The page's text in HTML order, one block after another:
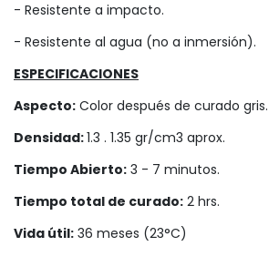
- Resistente a impacto.
- Resistente al agua (no a inmersión).
ESPECIFICACIONES
Aspecto: Color después de curado gris.
Densidad:1.3 . 1.35 gr/cm3 aprox.
Tiempo Abierto: 3 - 7 minutos.
Tiempo total de curado: 2 hrs.
Vida útil: 36 meses (23°C)